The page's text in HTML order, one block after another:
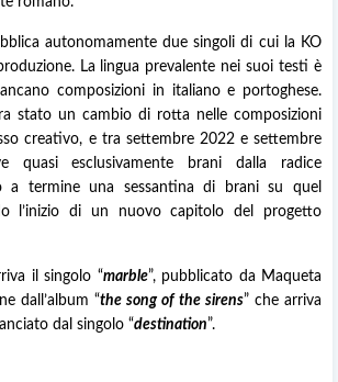
autonomamente due singoli di cui la KO
La lingua prevalente nei suoi testi è
composizioni in italiano e portoghese.
stato un cambio di rotta nelle composizioni
creativo, e tra settembre 2022 e settembre
quasi esclusivamente brani dalla radice
a termine una sessantina di brani su quel
l’inizio di un nuovo capitolo del progetto
il singolo “marble”, pubblicato da Maqueta
dall’album “the song of the sirens” che arriva
dal singolo “destination”.